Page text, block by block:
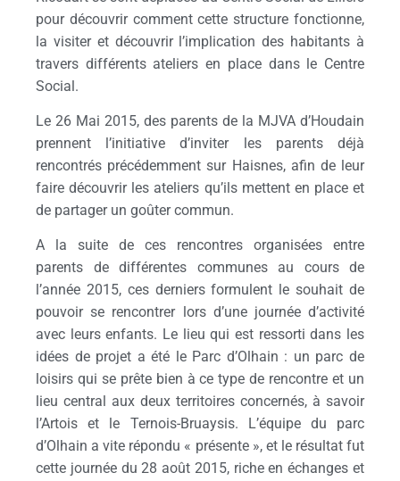
pour découvrir comment cette structure fonctionne,
la visiter et découvrir l’implication des habitants à
travers différents ateliers en place dans le Centre
Social.
Le 26 Mai 2015, des parents de la MJVA d’Houdain
prennent l’initiative d’inviter les parents déjà
rencontrés précédemment sur Haisnes, afin de leur
faire découvrir les ateliers qu’ils mettent en place et
de partager un goûter commun.
A la suite de ces rencontres organisées entre
parents de différentes communes au cours de
l’année 2015, ces derniers formulent le souhait de
pouvoir se rencontrer lors d’une journée d’activité
avec leurs enfants. Le lieu qui est ressorti dans les
idées de projet a été le Parc d’Olhain : un parc de
loisirs qui se prête bien à ce type de rencontre et un
lieu central aux deux territoires concernés, à savoir
l’Artois et le Ternois-Bruaysis. L’équipe du parc
d’Olhain a vite répondu « présente », et le résultat fut
cette journée du 28 août 2015, riche en échanges et